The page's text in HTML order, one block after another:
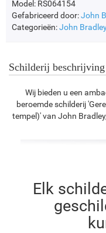
Model: RS064154
Gefabriceerd door:John
Categorieën:John
Schilderij beschrijving
Wij bieden u een
beroemde schilderij
tempel)' van John
Elk